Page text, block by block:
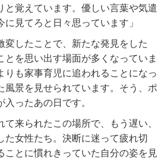
と覚えています。優しい言葉や気遣
見てろと日々思っています」
変したことで、新たな発見をした
とを思い出す場面が多くなっていま
りも家事育児に追われることになっ
風景を見せられています。そう、ポ
ったあの日です。
来られたこの場所で、もう遅い、
た女性たち。決断に迷って疲れ切
ことに慣れきっていた自分の姿を見